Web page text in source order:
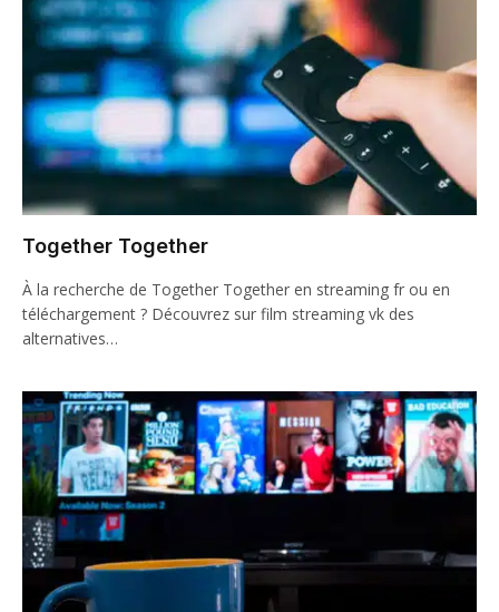
Together Together
À la recherche de Together Together en streaming fr ou en
téléchargement ? Découvrez sur film streaming vk des
alternatives…